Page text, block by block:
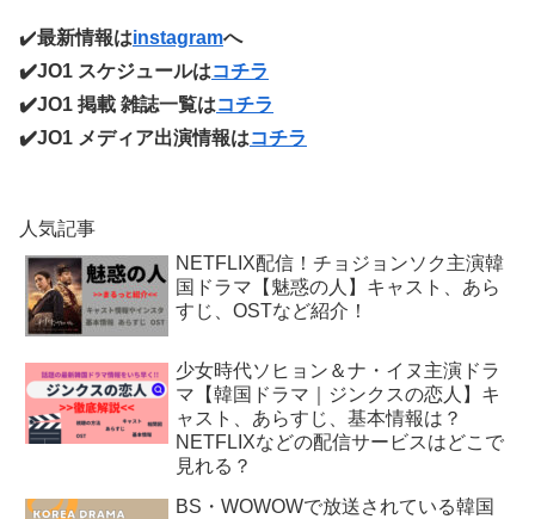
✔️最新情報はinstagramへ
✔️JO1 スケジュールはコチラ
✔️JO1 掲載 雑誌一覧はコチラ
✔️JO1 メディア出演情報はコチラ
人気記事
NETFLIX配信！チョジョンソク主演韓
国ドラマ【魅惑の人】キャスト、あら
すじ、OSTなど紹介！
少女時代ソヒョン＆ナ・イヌ主演ドラ
マ【韓国ドラマ｜ジンクスの恋人】キ
ャスト、あらすじ、基本情報は？
NETFLIXなどの配信サービスはどこで
見れる？
BS・WOWOWで放送されている韓国